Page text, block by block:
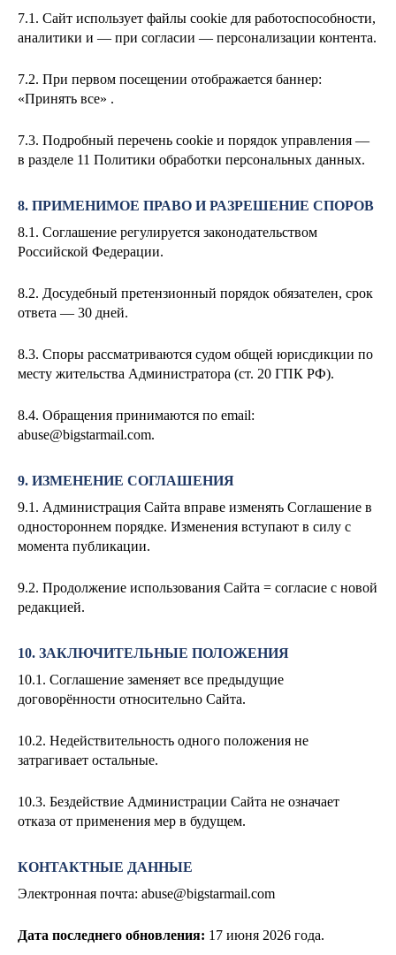
7.1. Сайт использует файлы cookie для работоспособности,
аналитики и — при согласии — персонализации контента.
7.2. При первом посещении отображается баннер:
«Принять все» .
7.3. Подробный перечень cookie и порядок управления —
в разделе 11 Политики обработки персональных данных.
8. ПРИМЕНИМОЕ ПРАВО И РАЗРЕШЕНИЕ СПОРОВ
8.1. Соглашение регулируется законодательством
Российской Федерации.
8.2. Досудебный претензионный порядок обязателен, срок
ответа — 30 дней.
8.3. Споры рассматриваются судом общей юрисдикции по
месту жительства Администратора (ст. 20 ГПК РФ).
8.4. Обращения принимаются по email:
abuse@bigstarmail.com.
9. ИЗМЕНЕНИЕ СОГЛАШЕНИЯ
9.1. Администрация Сайта вправе изменять Соглашение в
одностороннем порядке. Изменения вступают в силу с
момента публикации.
9.2. Продолжение использования Сайта = согласие с новой
редакцией.
10. ЗАКЛЮЧИТЕЛЬНЫЕ ПОЛОЖЕНИЯ
10.1. Соглашение заменяет все предыдущие
договорённости относительно Сайта.
10.2. Недействительность одного положения не
затрагивает остальные.
10.3. Бездействие Администрации Сайта не означает
отказа от применения мер в будущем.
КОНТАКТНЫЕ ДАННЫЕ
Электронная почта: abuse@bigstarmail.com
Дата последнего обновления: 17 июня 2026 года.